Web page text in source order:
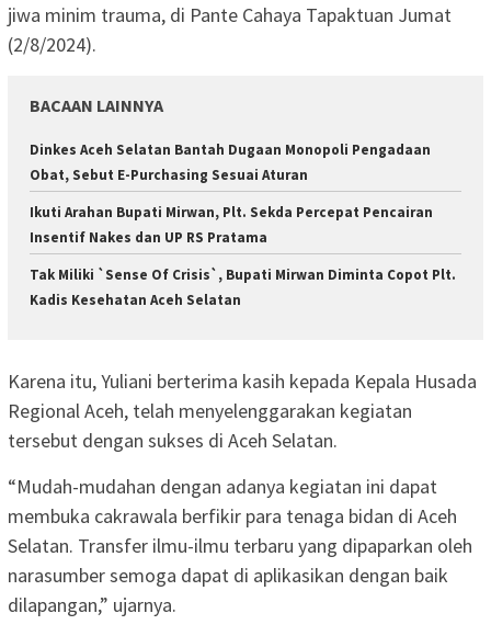
jiwa minim trauma, di Pante Cahaya Tapaktuan Jumat
(2/8/2024).
BACAAN LAINNYA
Dinkes Aceh Selatan Bantah Dugaan Monopoli Pengadaan
Obat, Sebut E-Purchasing Sesuai Aturan
Ikuti Arahan Bupati Mirwan, Plt. Sekda Percepat Pencairan
Insentif Nakes dan UP RS Pratama
Tak Miliki `Sense Of Crisis`, Bupati Mirwan Diminta Copot Plt.
Kadis Kesehatan Aceh Selatan
Karena itu, Yuliani berterima kasih kepada Kepala Husada
Regional Aceh, telah menyelenggarakan kegiatan
tersebut dengan sukses di Aceh Selatan.
“Mudah-mudahan dengan adanya kegiatan ini dapat
membuka cakrawala berfikir para tenaga bidan di Aceh
Selatan. Transfer ilmu-ilmu terbaru yang dipaparkan oleh
narasumber semoga dapat di aplikasikan dengan baik
dilapangan,” ujarnya.